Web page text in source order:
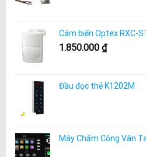
Cảm biến Optex RXC-
1.850.000 ₫
Đầu đọc thẻ K1202M
Máy Chấm Công Vân